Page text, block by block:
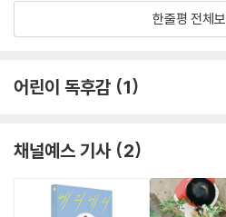
한줄평 전체
어린이 독후감 1
채널예스 기사 2